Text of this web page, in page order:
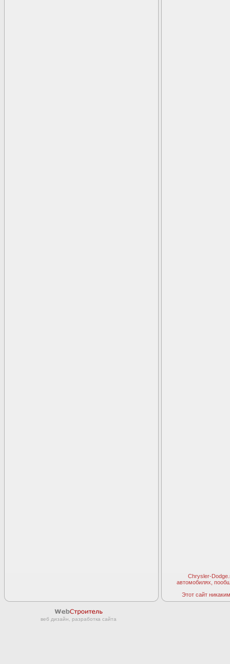
Chrysler-
автомобилях,
Этот сайт
веб дизайн, разработка сайта